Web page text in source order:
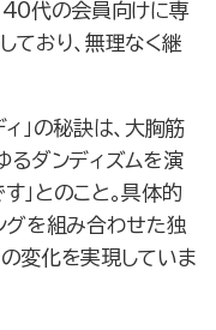
40代の会員向けに専
ており、無理なく継
」の秘訣は、大胸筋
るダンディズムを演
」とのこと。具体的
グを組み合わせた独
変化を実現していま